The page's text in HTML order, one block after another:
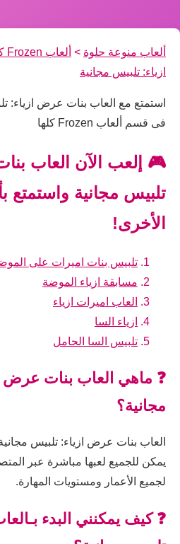
ألعاب منوعة حلوة > ألعاب Frozen كلها
ازياء: تلبيس مجانية
استمتع مع العاب بنات عرض ازياء:
فى قسم ألعاب Frozen كلها
🎮 إلعب الآن العاب
تلبيس مجانية واستمتع
الأخرى!
تلبيس بنات اميرات على
مسابقة ازياء الموضة
العاب اميرات ازياء
ازياء السا
تلبيس السا الحامل
❓ ماهي العاب بنات عرض
مجانية؟
العاب بنات عرض ازياء: تلبيس
يمكن للجميع لعبها مباشرة عبر
لجميع الأعمار ومستويات المهارة.
❓ كيف يمكنني البدء